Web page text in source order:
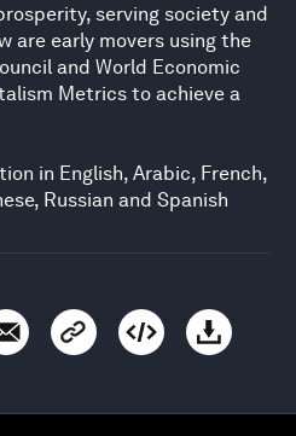
serving society and
are early movers using the
and World Economic
Metrics to achieve a
in English, Arabic, French,
Russian and Spanish